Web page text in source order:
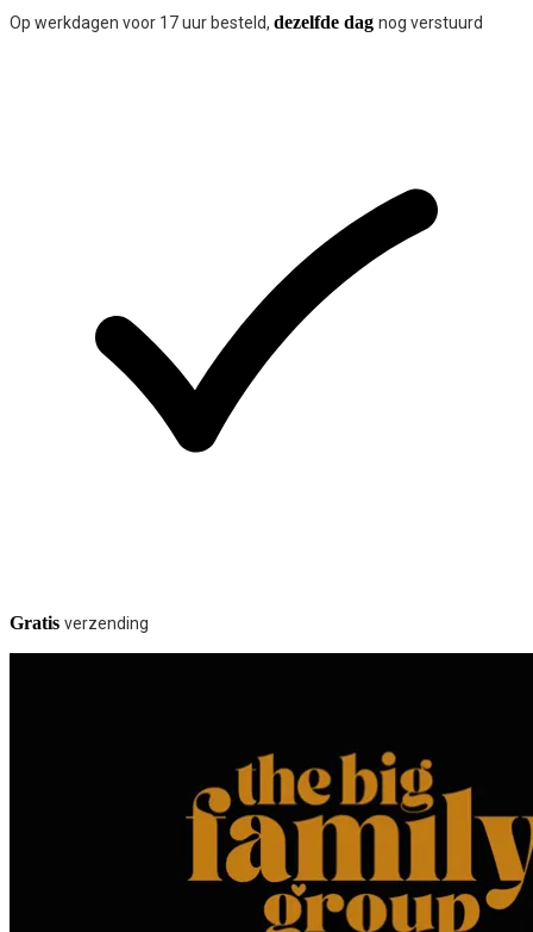
Op werkdagen voor 17 uur besteld, dezelfde dag nog verstuurd
Gratis verzending